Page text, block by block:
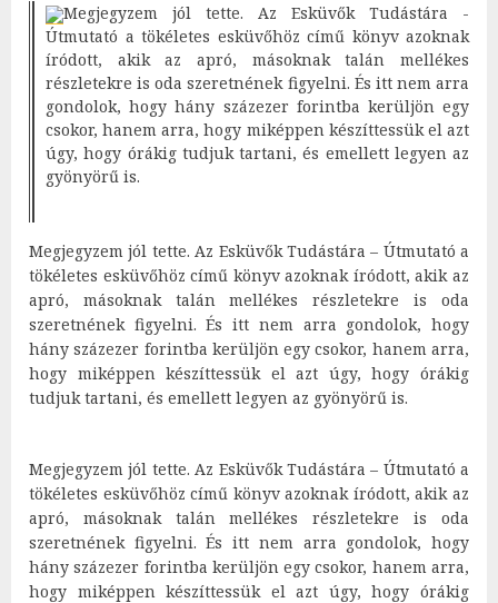
Megjegyzem jól tette. Az Esküvők Tudástára -
Útmutató a tökéletes esküvőhöz című könyv azoknak
íródott, akik az apró, másoknak talán mellékes
részletekre is oda szeretnének figyelni. És itt nem arra
gondolok, hogy hány százezer forintba kerüljön egy
csokor, hanem arra, hogy miképpen készíttessük el azt
úgy, hogy órákig tudjuk tartani, és emellett legyen az
gyönyörű is.
Megjegyzem jól tette. Az Esküvők Tudástára – Útmutató a
tökéletes esküvőhöz című könyv azoknak íródott, akik az
apró, másoknak talán mellékes részletekre is oda
szeretnének figyelni. És itt nem arra gondolok, hogy
hány százezer forintba kerüljön egy csokor, hanem arra,
hogy miképpen készíttessük el azt úgy, hogy órákig
tudjuk tartani, és emellett legyen az gyönyörű is.
Megjegyzem jól tette. Az Esküvők Tudástára – Útmutató a
tökéletes esküvőhöz című könyv azoknak íródott, akik az
apró, másoknak talán mellékes részletekre is oda
szeretnének figyelni. És itt nem arra gondolok, hogy
hány százezer forintba kerüljön egy csokor, hanem arra,
hogy miképpen készíttessük el azt úgy, hogy órákig